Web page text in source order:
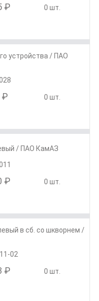
₽ 0 шт.
устройства / ПАО
₽ 0 шт.
/ ПАО КамАЗ
₽ 0 шт.
в сб. со шкворнем /
02
₽ 0 шт.